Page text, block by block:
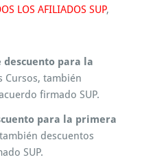
LOS AFILIADOS SUP,
descuento para la
Cursos, también
firmado SUP.
para la primera
descuentos
SUP.